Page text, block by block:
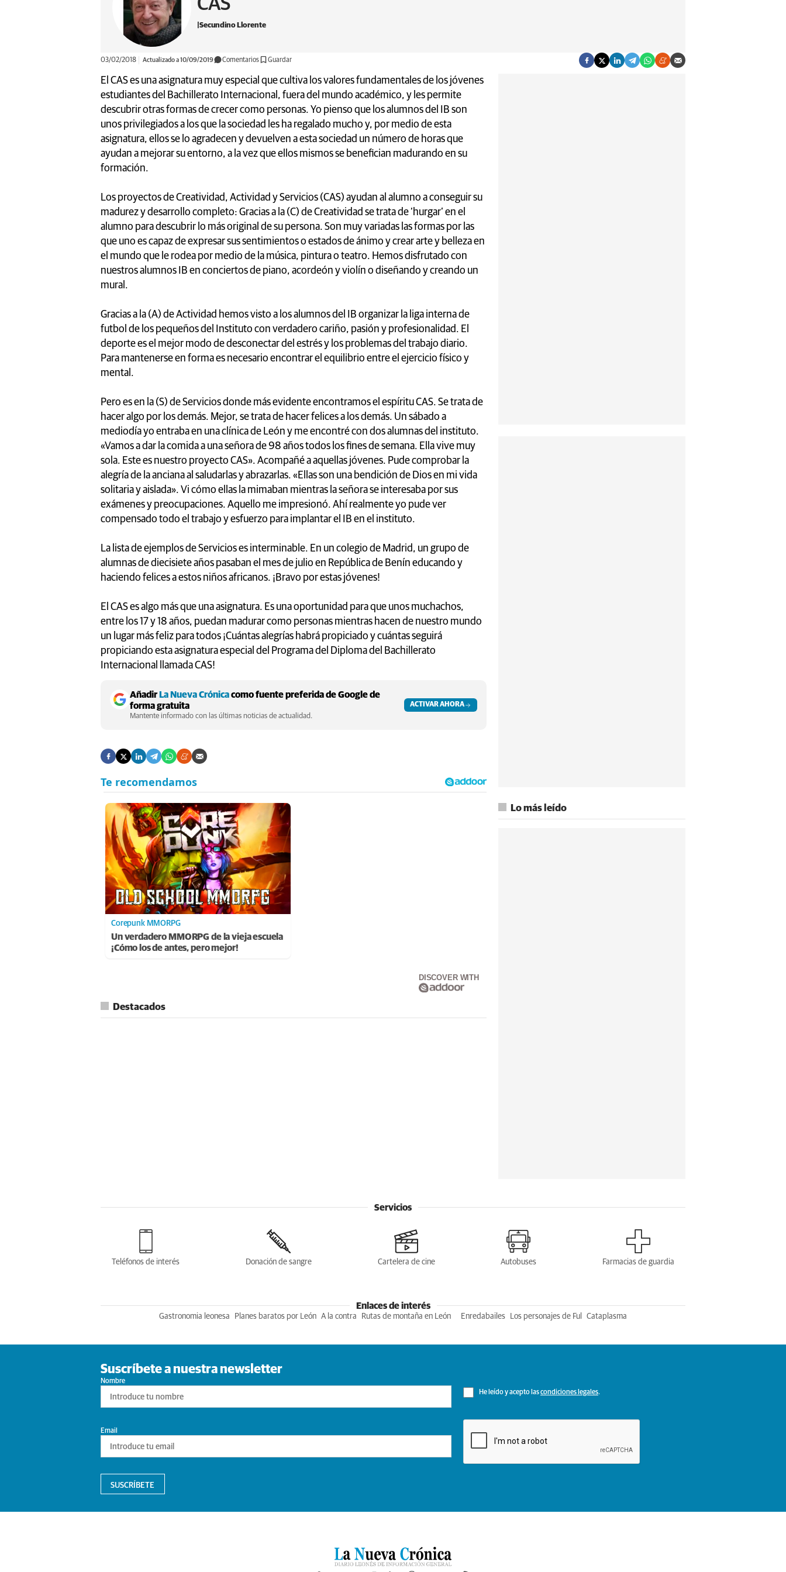
Secundino Llorente
03/02/2018 Actualizado a 10/09/2019 Comentarios Guardar
El CAS es una asignatura muy especial que cultiva los valores fundamentales de los jóvenes
estudiantes del Bachillerato Internacional, fuera del mundo académico, y les permite
descubrir otras formas de crecer como personas. Yo pienso que los alumnos del IB son
unos privilegiados a los que la sociedad les ha regalado mucho y, por medio de esta
asignatura, ellos se lo agradecen y devuelven a esta sociedad un número de horas que
ayudan a mejorar su entorno, a la vez que ellos mismos se benefician madurando en su
formación.
Los proyectos de Creatividad, Actividad y Servicios (CAS) ayudan al alumno a conseguir su
madurez y desarrollo completo: Gracias a la (C) de Creatividad se trata de ‘hurgar’ en el
alumno para descubrir lo más original de su persona. Son muy variadas las formas por las
que uno es capaz de expresar sus sentimientos o estados de ánimo y crear arte y belleza en
el mundo que le rodea por medio de la música, pintura o teatro. Hemos disfrutado con
nuestros alumnos IB en conciertos de piano, acordeón y violín o diseñando y creando un
mural.
Gracias a la (A) de Actividad hemos visto a los alumnos del IB organizar la liga interna de
futbol de los pequeños del Instituto con verdadero cariño, pasión y profesionalidad. El
deporte es el mejor modo de desconectar del estrés y los problemas del trabajo diario.
Para mantenerse en forma es necesario encontrar el equilibrio entre el ejercicio físico y
mental.
Pero es en la (S) de Servicios donde más evidente encontramos el espíritu CAS. Se trata de
hacer algo por los demás. Mejor, se trata de hacer felices a los demás. Un sábado a
mediodía yo entraba en una clínica de León y me encontré con dos alumnas del instituto.
«Vamos a dar la comida a una señora de 98 años todos los fines de semana. Ella vive muy
sola. Este es nuestro proyecto CAS». Acompañé a aquellas jóvenes. Pude comprobar la
alegría de la anciana al saludarlas y abrazarlas. «Ellas son una bendición de Dios en mi vida
solitaria y aislada». Vi cómo ellas la mimaban mientras la señora se interesaba por sus
exámenes y preocupaciones. Aquello me impresionó. Ahí realmente yo pude ver
compensado todo el trabajo y esfuerzo para implantar el IB en el instituto.
La lista de ejemplos de Servicios es interminable. En un colegio de Madrid, un grupo de
alumnas de diecisiete años pasaban el mes de julio en República de Benín educando y
haciendo felices a estos niños africanos. ¡Bravo por estas jóvenes!
El CAS es algo más que una asignatura. Es una oportunidad para que unos muchachos,
entre los 17 y 18 años, puedan madurar como personas mientras hacen de nuestro mundo
un lugar más feliz para todos ¡Cuántas alegrías habrá propiciado y cuántas seguirá
propiciando esta asignatura especial del Programa del Diploma del Bachillerato
Internacional llamada CAS!
Añadir La Nueva Crónicacomo fuente preferida de Google de
forma gratuita
Mantente informado con las últimas noticias de actualidad.
ACTIVAR AHORA
Corepunk MMORPG
Un verdadero MMORPG de la vieja escuela
¡Cómo los de antes, pero mejor!
DISCOVER WITH
Destacados
Lo más leído
Servicios
Teléfonos de interés Donación de sangre Cartelera de cine Autobuses Farmacias de guardia
Enlaces de interés
Gastronomia leonesa Planes baratos por León A la contra Rutas de montaña en León Enredabailes Los personajes de Ful Cataplasma
Suscríbete a nuestra newsletter
Nombre
He leído y acepto lascondiciones legales.
Email
SUSCRÍBETE